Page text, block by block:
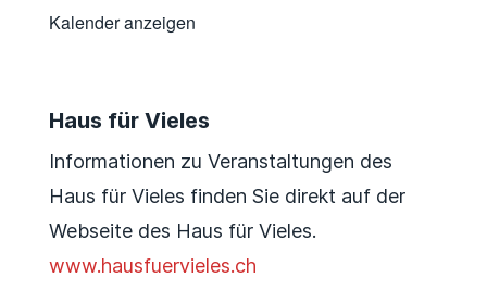
Kalender anzeigen
Haus für Vieles
Informationen zu Veranstaltungen des
Haus für Vieles finden Sie direkt auf der
Webseite des Haus für Vieles.
www.hausfuervieles.ch